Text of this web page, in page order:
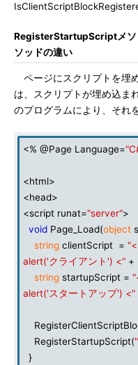
RegisterStartupScriptメ
ソッドの違い
ページにスクリプトを埋
は、スクリプトが埋め込ま
のプログラムにより、それ
<% @Page Language=
<html>
<head>
<script runat="server">
void Page_Load(object
string clientScript =
alert('クライアント') <" +
string startupScript =
alert('スタートアップ') <"
RegisterStartupScript(
}